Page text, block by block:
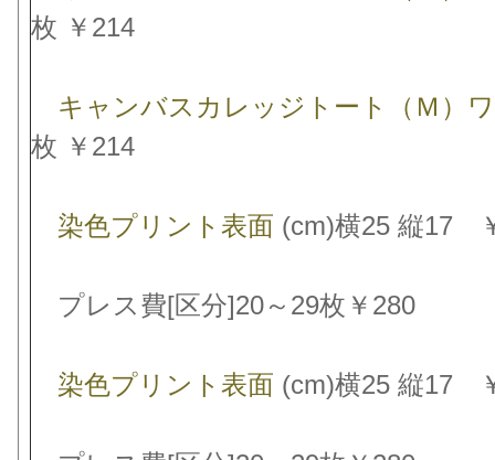
枚 ￥214
キャンバスカレッジトート（Ｍ）
枚 ￥214
染色プリント表面 (cm)横25 縦17
プレス費[区分]20～29枚￥280
染色プリント表面 (cm)横25 縦17